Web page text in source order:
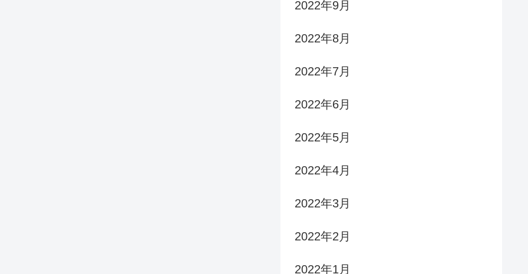
2022年9月
2022年8月
2022年7月
2022年6月
2022年5月
2022年4月
2022年3月
2022年2月
2022年1月